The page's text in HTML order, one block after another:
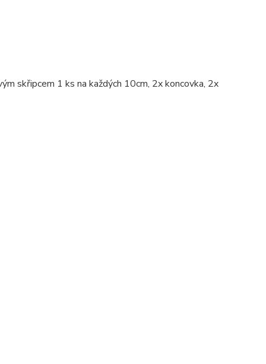
skřipcem 1 ks na každých 10cm, 2x koncovka, 2x